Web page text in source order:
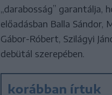
„darabosság” garantálja,
előadásban Balla Sándor,
Gábor-Róbert, Szilágyi
debütál szerepében.
korábban írtuk